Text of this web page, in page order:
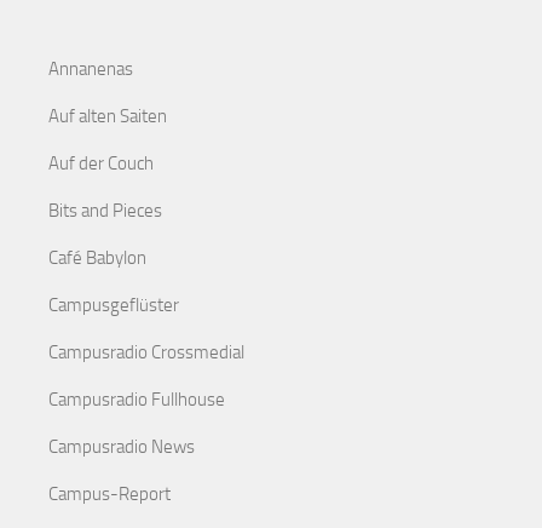
Annanenas
Auf alten Saiten
Auf der Couch
Bits and Pieces
Café Babylon
Campusgeflüster
Campusradio Crossmedial
Campusradio Fullhouse
Campusradio News
Campus-Report